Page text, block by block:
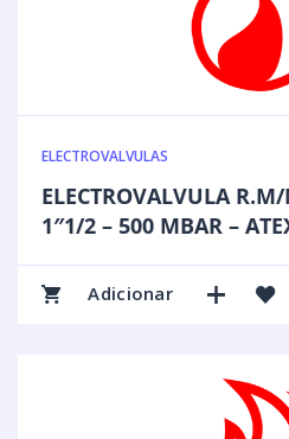
ELECTROVALVULAS
ELECTROVALVULA
1″1/2 – 500 MBAR –
Adicionar